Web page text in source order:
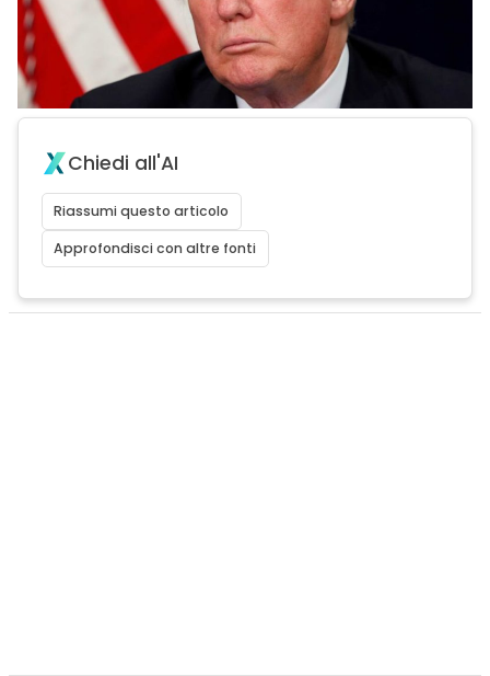
Chiedi all'AI
Riassumi questo articolo
Approfondisci con altre fonti